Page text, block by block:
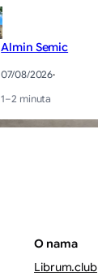
Almin Semic
07/08/2026·
1–2 minuta
O nama
Librum.club